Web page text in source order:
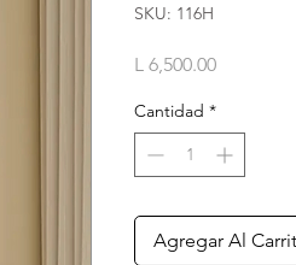
SKU: 116H
L 6,500.00Precio
Cantidad *
Agregar Al